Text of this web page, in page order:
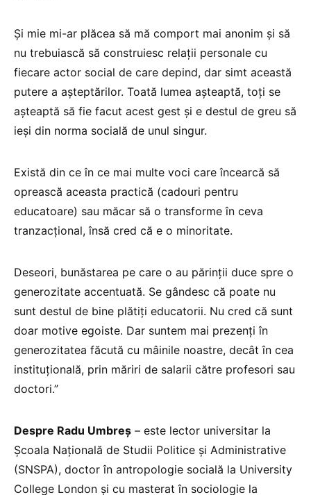
Și mie mi-ar plăcea să mă comport mai anonim și să
nu trebuiască să construiesc relații personale cu
fiecare actor social de care depind, dar simt această
putere a așteptărilor. Toată lumea așteaptă, toți se
așteaptă să fie facut acest gest și e destul de greu să
ieși din norma socială de unul singur.
Există din ce în ce mai multe voci care încearcă să
oprească aceasta practică (cadouri pentru
educatoare) sau măcar să o transforme în ceva
tranzacțional, însă cred că e o minoritate.
Deseori, bunăstarea pe care o au părinții duce spre o
generozitate accentuată. Se gândesc că poate nu
sunt destul de bine plătiți educatorii. Nu cred că sunt
doar motive egoiste. Dar suntem mai prezenți în
generozitatea făcută cu mâinile noastre, decât în cea
instituțională, prin măriri de salarii către profesori sau
doctori.”
Despre Radu Umbreș – este lector universitar la
Școala Națională de Studii Politice și Administrative
(SNSPA), doctor în antropologie socială la University
College London și cu masterat în sociologie la